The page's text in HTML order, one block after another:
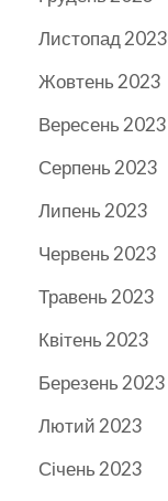
Листопад 2023
Жовтень 2023
Вересень 2023
Серпень 2023
Липень 2023
Червень 2023
Травень 2023
Квітень 2023
Березень 2023
Лютий 2023
Січень 2023